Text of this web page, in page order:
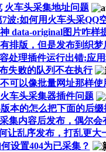
火车头采集地址问题
波:如何用火车头采QQ
data-original图片咋样
排版，但是发布到织梦
处理插件运行出错:应
失败的队列不在执行
可以像批量网址那样使
火车头采集器插件问题
本的怎么把下面的后
集内容后发布，偶尔会
让乱序发布，打乱更大
设置404为已采集？